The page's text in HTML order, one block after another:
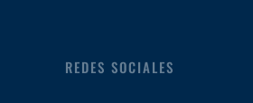
REDES SOCIALES